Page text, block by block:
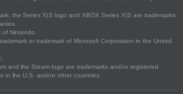
the Series X|S logo and XBOX Series X|S are trademarks
Nintendo.
or trademark of Microsoft Corporation in the United
and the Steam logo are trademarks and/or registered
in the U.S. and/or other countries.